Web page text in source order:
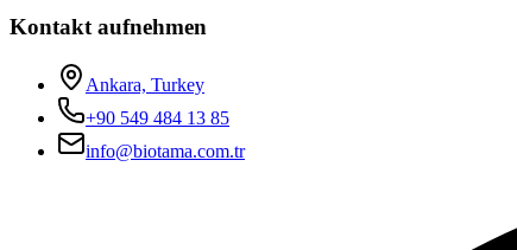
Kontakt aufnehmen
Ankara, Turkey
+90 549 484 13 85
info@biotama.com.tr